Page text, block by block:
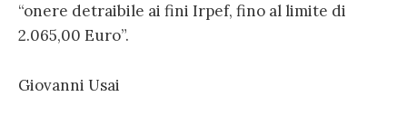
“onere detraibile ai fini Irpef, fino al limite di
2.065,00 Euro”.
Giovanni Usai